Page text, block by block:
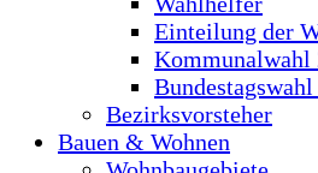
Einteilung der
Kommunalwahl
Bezirksvorsteher
Bauen & Wohnen